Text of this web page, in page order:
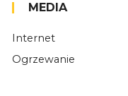
MEDIA
Internet
Ogrzewanie